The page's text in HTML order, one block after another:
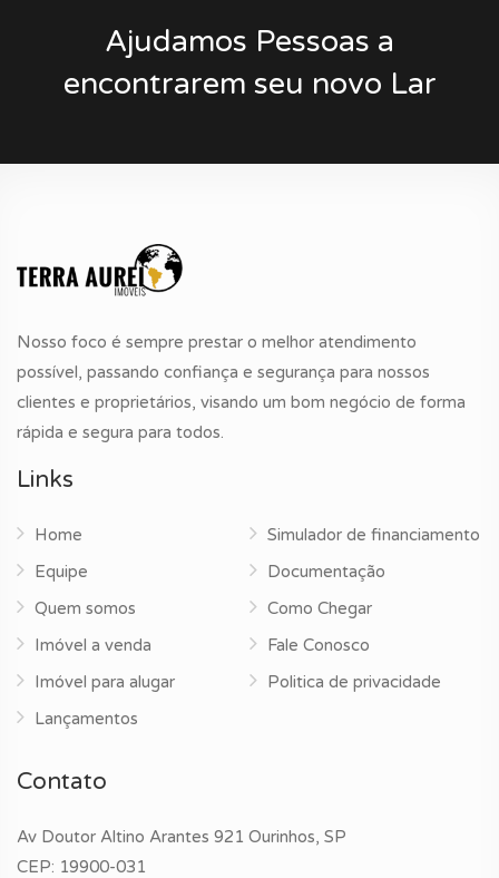
Ajudamos Pessoas a
encontrarem seu novo Lar
Nosso foco é sempre prestar o melhor atendimento
possível, passando confiança e segurança para nossos
clientes e proprietários, visando um bom negócio de forma
rápida e segura para todos.
Links
Home
Equipe
Quem somos
Imóvel a venda
Imóvel para alugar
Lançamentos
Simulador de financiamento
Documentação
Como Chegar
Fale Conosco
Politica de privacidade
Contato
Av Doutor Altino Arantes 921 Ourinhos, SP
CEP: 19900-031